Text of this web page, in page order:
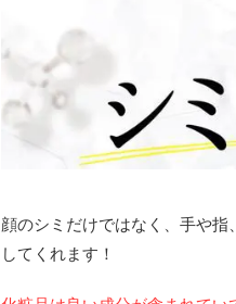
顔のシミだけではなく、手や
してくれます！